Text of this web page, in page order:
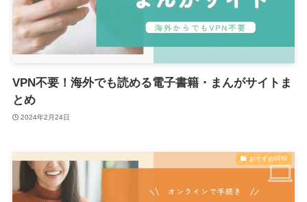
VPN不要！海外でも読める電子書籍・まんがサイトま
とめ
2024年2月24日
おすすめVPN